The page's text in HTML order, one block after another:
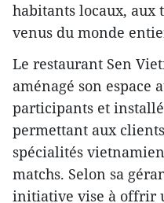
habitants locaux, aux
venus du monde
Le restaurant Sen
aménagé son espace
participants et
permettant aux
spécialités
matchs. Selon sa
initiative vise à offrir